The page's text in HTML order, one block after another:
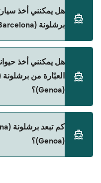
نعم، يمكنك السفر
(Barcelona) إلى جنوة (Genoa) مع:
هل يمكنني أخذ
برشلونة (Barcelona) إلى جنوة (Genoa)؟
نعم، يمكنك السفر مع
Grandi Navi Veloci
هل يمكنني أخذ
(Genoa)؟
إلى جواز سفر للحيوان.
العبّارات بخصوص
الأليفة على العبّارة مع:
(Genoa)؟